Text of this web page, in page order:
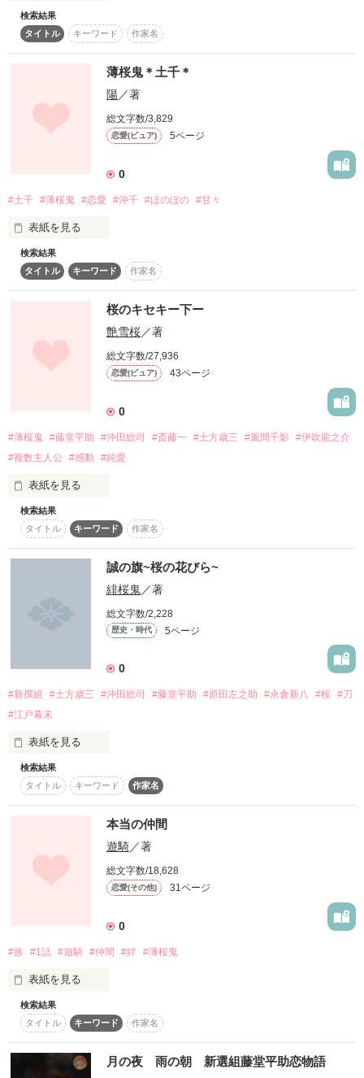
読者様600名突破
ジャンル別ランキングランクIN
ジャンル別ランク最高1位
総合ランキング最高22位
嬉しすぎてマヂ泣きしまいました///
これは全て、ファン様、読者様のおかげです
文章力のない†⌒яιйですが、これからもよろしくお願いします
2012.05.12
たくさんの応援、ありがとうございました
*****
ありがとうございます！！！
薄桜鬼 二次小説です
こちらは土×千となっております(*^ ^*)
原作のイメージを壊したくない、二次創作ものが苦手な方は読
まないことをおすすめ致します。
検索結果
タイトル
キーワード 作家名
薄桜鬼＊土千＊
陽／著
総文字数/3,829
恋愛(ピュア) 5ページ
0
#土千 #薄桜鬼 #恋愛 #沖千 #ほのぼの #甘々
表紙を見る
屯所が1番ホッとします。その後は悲しくて書けそうにありま
せん…
土千(土方×千鶴)です。二次小説にご理解がある方はどうぞ(^^)
作品を読む
検索結果
タイトル
キーワード 作家名
桜のキセキー下ー
艶雪桜／著
総文字数/27,936
恋愛(ピュア) 43ページ
0
#薄桜鬼 #藤堂平助 #沖田総司 #斎藤一 #土方歳三 #風間千影 #伊吹龍之介
#複数主人公
#感動 #純愛
表紙を見る
当時呪われた一族とも謳われた先祖返りの人々。
そのものは化け物扱いや大きな迫害を受けた。それ故固まって
村を作りひっそりと暮らしていた。
しかしそのもの達の頭領等になってしまった者たちはみなみな
そっろってこういう
生まれてきてごめんなさい
そんな不幸な性をも背負った少女たちが恋をしたのは当時最も
しかし少女達の心の闇はとてつもなく大きいものであった。
“もしも・・・もしも願いが１つ叶うなら？”
「私のーー私の生きる意味を知りたい。」
「もう一人は嫌だ。助けて…。」
「一君を助けて！」
「何で…何で私なの？違う自分になりたい!!」
「もう一度最初からやり直したい!!」
とても切なくとても甘い恋物語をどうぞーー。
           　 藤堂 平助
             沖田 総司
             伊吹 華楠
             斎藤 一
                ×
           月ヶ瀬 桔梗
             土方 歳三
検索結果
タイトル
キーワード 作家名
誠の旗~桜の花びら~
緋桜鬼／著
総文字数/2,228
歴史・時代 5ページ
0
#新撰組 #土方歳三 #沖田総司 #藤堂平助 #原田左之助 #永倉新八 #桜 #刀
#江戸幕末
表紙を見る
親友から京都のお土産でもらった桜柄の鈴。
けれどまさかタイムスリップするなんて…
｢ここを家にすればいい。｣
それがきっかけに新選組の人達との生活が始まる。
そして新選組の人達の優しさ、ぬくもりを気付き絆を深める事
検索結果
タイトル
キーワード 作家名
本当の仲間
遊騎／著
総文字数/18,628
恋愛(その他) 31ページ
0
#族 #1話 #遊騎 #仲間 #絆 #薄桜鬼
表紙を見る
強く地を叩き続ける雨に
あんたは顔をしかめていた
検索結果
タイトル
キーワード 作家名
月の夜 雨の朝 新選組藤堂平助恋物語